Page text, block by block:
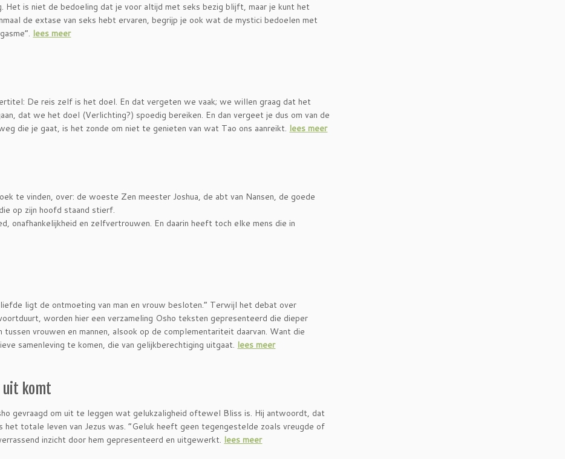
Het is niet de bedoeling dat je voor altijd met seks bezig blijft, maar je kunt het
de extase van seks hebt ervaren, begrijp je ook wat de mystici bedoelen met
lees meer
De reis zelf is het doel. En dat vergeten we vaak; we willen graag dat het
dat we het doel (Verlichting?) spoedig bereiken. En dan vergeet je dus om van de
die je gaat, is het zonde om niet te genieten van wat Tao ons aanreikt. lees meer
te vinden, over: de woeste Zen meester Joshua, de abt van Nansen, de goede
op zijn hoofd staand stierf.
onafhankelijkheid en zelfvertrouwen. En daarin heeft toch elke mens die in
ligt de ontmoeting van man en vrouw besloten.” Terwijl het debat over
worden hier een verzameling Osho teksten gepresenteerd die dieper
tussen vrouwen en mannen, alsook op de complementariteit daarvan. Want die
samenleving te komen, die van gelijkberechtiging uitgaat. lees meer
uit komt
gevraagd om uit te leggen wat gelukzaligheid oftewel Bliss is. Hij antwoordt, dat
het totale leven van Jezus was. “Geluk heeft geen tegengestelde zoals vreugde of
inzicht door hem gepresenteerd en uitgewerkt. lees meer